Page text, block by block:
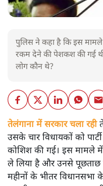
पुलिस ने कहा है कि इस मामले
रकम देने की पेशकश की गई
लोग कौन थे?
तेलंगाना में सरकार चला रही
उसके चार विधायकों को
कोशिश की गई। इस मामले में
ले लिया है और उनसे पूछताछ
महीनों के भीतर